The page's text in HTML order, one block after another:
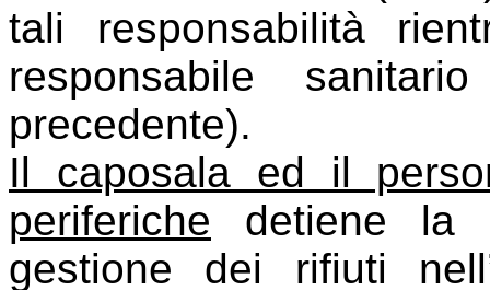
tali responsabilità
responsabile
precedente).
Il caposala ed il
periferiche detiene la
gestione dei rifiuti